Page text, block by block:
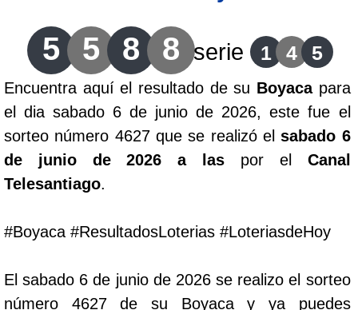
Lotería del Cauca
Lotería de Boyaca
Extra de Colombia
Antioqueñita Día
5 5 8 8 serie 1 4 5
Encuentra aquí el resultado de su Boyacapara
el dia sabado 6 de junio de 2026, este fue el
sorteo número 4627 que se realizó elsabado 6
de junio de 2026 a las por el Canal
Telesantiago.
#Boyaca #ResultadosLoterias #LoteriasdeHoy
El sabado 6 de junio de 2026 se realizo el sorteo
número 4627 de su Boyaca y ya puedes